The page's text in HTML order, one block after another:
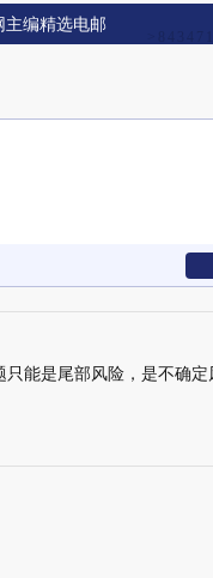
主编精选电邮
能是尾部风险，是不确定